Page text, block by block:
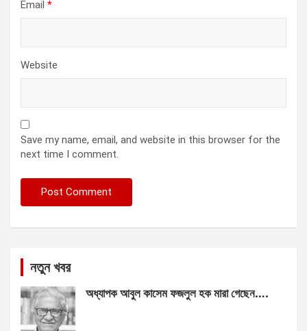
Email *
Website
Save my name, email, and website in this browser for the
next time I comment.
নতুন খবর
অধ্যাপক আবুল কাসেম ফজলুল হক মারা গেছেন….